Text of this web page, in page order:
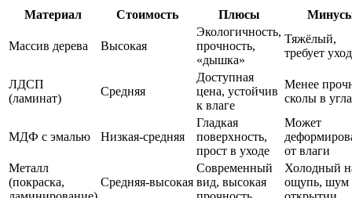
Материал Стоимость Плюсы
Массив дерева Высокая
Экологичность,
прочность,
«дышка»
Тяжёлый,
требует
ЛДСП
(ламинат)
Средняя
Доступная
цена, устойчив
к влаге
Менее
сколы в
МДФ с эмалью Низкая‑средняя
Гладкая
поверхность,
прост в уходе
Может
от влаги
Металл
(покраска,
Средняя‑высокая
Современный
вид, высокая
Холодный
ощупь, шум